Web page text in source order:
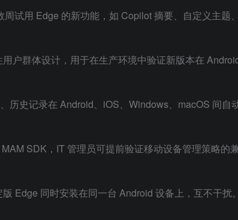
周试用 Edge 的新功能，如 Copilot 摘要、自定义主题
用户群体设计，用于在生产环境中验证新版本在
历史记录在 Android、iOS、Windows、macOS 间自
SDK，IT 管理员可提前验证移动设备管理策略的
Edge 同时安装在同一台 Android 设备上，互不干扰